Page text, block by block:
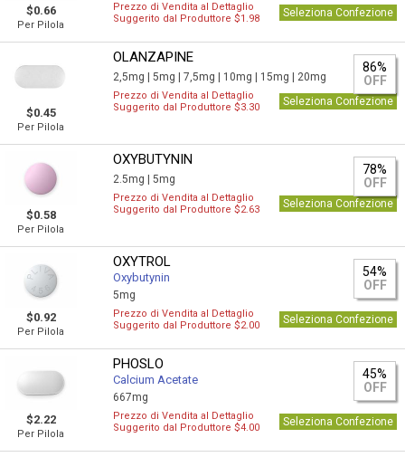
$0.66
Per Pilola
Prezzo di Vendita al Dettaglio
Suggerito dal Produttore $1.98
Seleziona Confezione
$0.45
Per Pilola
OLANZAPINE
2,5mg |5mg |7,5mg | 10mg | 15mg | 20mg
86%
OFF
Prezzo di Vendita al Dettaglio
Suggerito dal Produttore $3.30
Seleziona Confezione
$0.58
Per Pilola
OXYBUTYNIN
2.5mg |5mg
78%
OFF
Prezzo di Vendita al Dettaglio
Suggerito dal Produttore $2.63
Seleziona Confezione
$0.92
Per Pilola
OXYTROL
Oxybutynin
5mg
54%
OFF
Prezzo di Vendita al Dettaglio
Suggerito dal Produttore $2.00
Seleziona Confezione
$2.22
Per Pilola
PHOSLO
Calcium Acetate
667mg
45%
OFF
Prezzo di Vendita al Dettaglio
Suggerito dal Produttore $4.00
Seleziona Confezione